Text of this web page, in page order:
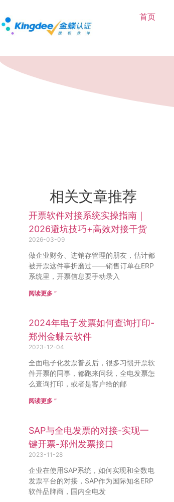
首页
相关文章推荐
开票软件对接系统实操指南｜
2026避坑技巧+高效对接干货
2026-03-09
做企业财务、进销存管理的朋友，估计都
被开票这件事折磨过——销售订单在ERP
系统里，开票信息要手动录入
阅读更多 ”
2024年电子发票如何查询打印-
郑州金蝶云软件
2023-12-04
全面电子化发票普及后，很多习惯开票软
件开票的同事，都跑来问我，全电发票怎
么查询打印，或者是客户给的邮
阅读更多 ”
SAP与全电发票的对接-实现一
键开票-郑州发票接口
2023-11-28
企业在使用SAP系统，如何实现和全数电
发票平台的对接，SAP作为国际知名ERP
软件品牌商，国内全电发